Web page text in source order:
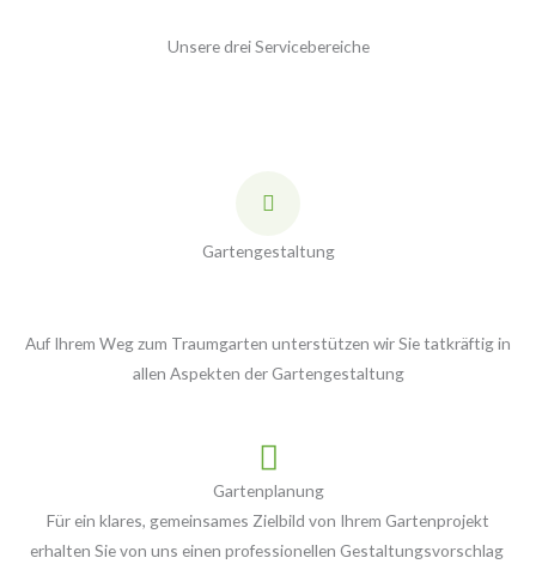
Unsere drei Servicebereiche
Gartengestaltung
Auf Ihrem Weg zum Traumgarten unterstützen wir Sie tatkräftig in
allen Aspekten der Gartengestaltung
Gartenplanung
Für ein klares, gemeinsames Zielbild von Ihrem Gartenprojekt
erhalten Sie von uns einen professionellen Gestaltungsvorschlag